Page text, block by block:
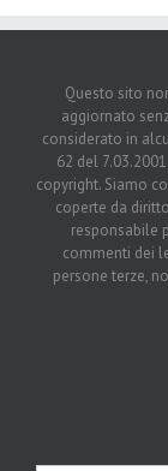
Questo sito
aggiornato
considerato in
62 del
copyright. Siamo
coperte da
responsabile
commenti dei
persone terze,